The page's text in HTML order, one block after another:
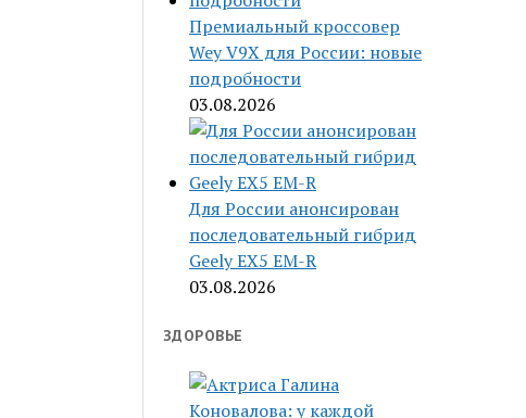
Премиальный кроссовер
Wey V9X для России: новые
подробности
03.08.2026
Для России анонсирован
последовательный гибрид
Geely EX5 EM-R
03.08.2026
ЗДОРОВЬЕ